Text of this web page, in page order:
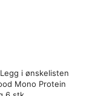
Legg i ønskelisten